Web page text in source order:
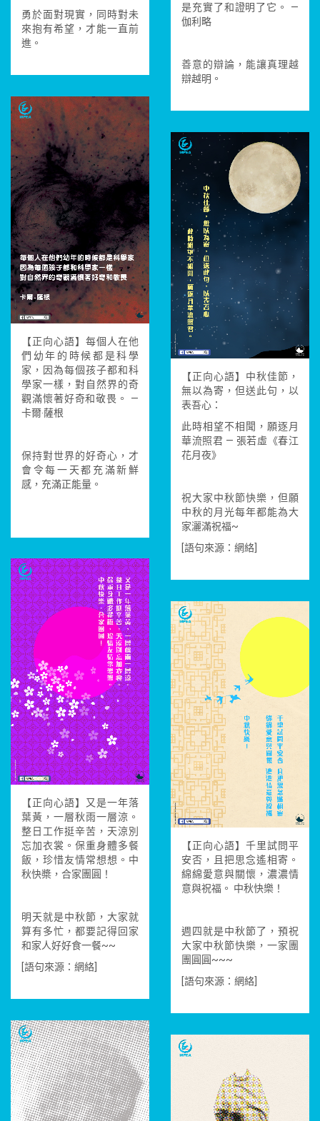
勇於面對現實，同時對未
來抱有希望，才能一直前
進。
是充實了和證明了它。 —
伽利略
善意的辯論，能讓真理越
辯越明。
【正向心語】每個人在他
們幼年的時候都是科學
家，因為每個孩子都和科
學家一樣，對自然界的奇
觀滿懷著好奇和敬畏。 —
卡爾‧薩根
保持對世界的好奇心，才
會令每一天都充滿新鮮
感，充滿正能量。
【正向心語】中秋佳節，
無以為寄，但送此句，以
表吾心：
此時相望不相聞，願逐月
華流照君 — 張若虛《春江
花月夜》
祝大家中秋節快樂，但願
中秋的月光每年都能為大
家灑滿祝福~
[語句來源：網絡]
【正向心語】又是一年落
葉黃，一層秋雨一層涼。
整日工作挺辛苦，天涼別
忘加衣裳。保重身體多餐
飯，珍惜友情常想想。中
秋快槳，合家團圓！
明天就是中秋節，大家就
算有多忙，都要記得回家
和家人好好食一餐~~
[語句來源：網絡]
【正向心語】千里試問平
安否，且把思念遙相寄。
綿綿愛意與關懷，濃濃情
意與祝福。 中秋快樂！
週四就是中秋節了，預祝
大家中秋節快樂，一家團
團圓圓~~~
[語句來源：網絡]